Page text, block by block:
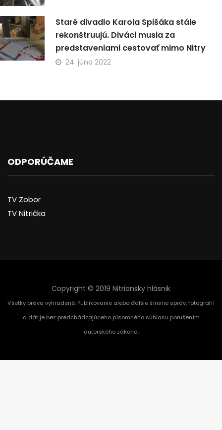
Staré divadlo Karola Spišáka stále
rekonštruujú. Diváci musia za
predstaveniami cestovať mimo Nitry
24. júna 2022
ODPORÚČAME
TV Zobor
TV Nitrička
Copyright © 2019 Nitriansky hlásnik
Všetky práva vyhradené. Publikovanie alebo ďalšie šírenie správ, fotografií
a dát je bez predchádzajúceho písomného súhlasu porušením
autorského zákona.